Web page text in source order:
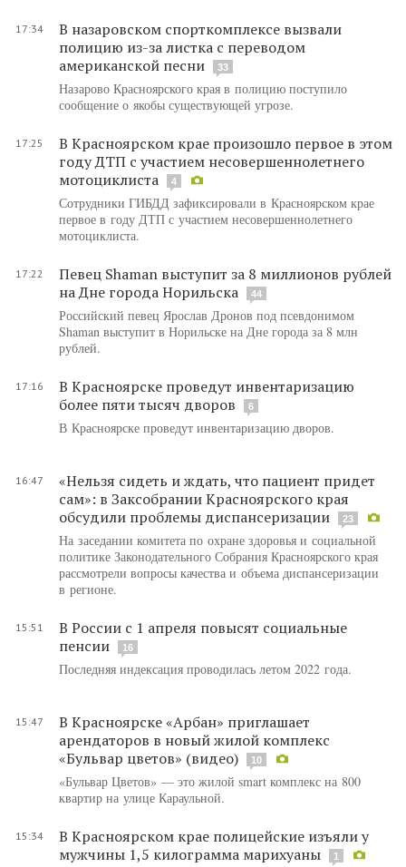
17:34
В назаровском спорткомплексе вызвали
полицию из-за листка с переводом
американской песни
33
Назарово Красноярского края в полицию поступило
сообщение о якобы существующей угрозе.
17:25
В Красноярском крае произошло первое в этом
году ДТП с участием несовершеннолетнего
мотоциклиста
4
Сотрудники ГИБДД зафиксировали в Красноярском крае
первое в году ДТП с участием несовершеннолетнего
мотоциклиста.
17:22
Певец Shaman выступит за 8 миллионов рублей
на Дне города Норильска
44
Российский певец Ярослав Дронов под псевдонимом
Shaman выступит в Норильске на Дне города за 8 млн
рублей.
17:16
В Красноярске проведут инвентаризацию
более пяти тысяч дворов
6
В Красноярске проведут инвентаризацию дворов.
16:47
«Нельзя сидеть и ждать, что пациент придет
сам»: в Заксобрании Красноярского края
обсудили проблемы диспансеризации
23
На заседании комитета по охране здоровья и социальной
политике Законодательного Собрания Красноярского края
рассмотрели вопросы качества и объема диспансеризации
в регионе.
15:51
В России с 1 апреля повысят социальные
пенсии
16
Последняя индексация проводилась летом 2022 года.
15:47
В Красноярске «Арбан» приглашает
арендаторов в новый жилой комплекс
«Бульвар цветов» (видео)
10
«Бульвар Цветов» — это жилой smart комплекс на 800
квартир на улице Караульной.
15:34
В Красноярском крае полицейские изъяли у
мужчины 1,5 килограмма марихуаны
1